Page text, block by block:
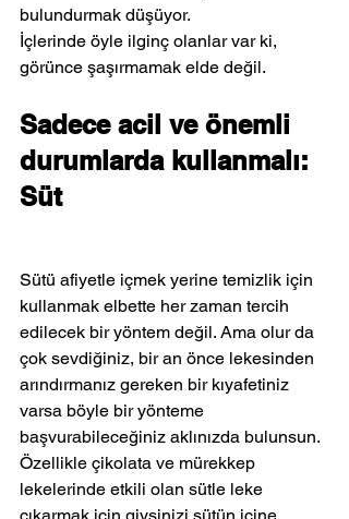
bulundurmak düşüyor.
İçlerinde öyle ilginç olanlar var ki,
görünce şaşırmamak elde değil.
Sadece acil ve önemli
durumlarda kullanmalı:
Süt
Sütü afiyetle içmek yerine temizlik için
kullanmak elbette her zaman tercih
edilecek bir yöntem değil. Ama olur da
çok sevdiğiniz, bir an önce lekesinden
arındırmanız gereken bir kıyafetiniz
varsa böyle bir yönteme
başvurabileceğiniz aklınızda bulunsun.
Özellikle çikolata ve mürekkep
lekelerinde etkili olan sütle leke
çıkarmak için giysinizi sütün içine